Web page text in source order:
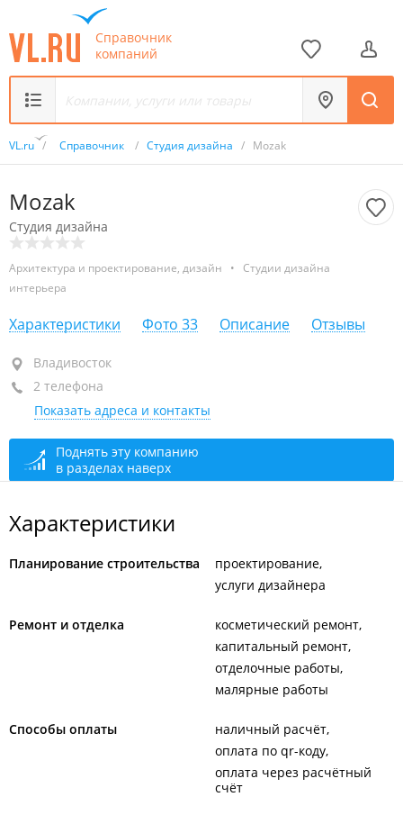
Справочник
компаний
VL.ru / Справочник / Студия дизайна / Mozak
Mozak
Студия дизайна
Архитектура и проектирование, дизайн •
Студии дизайна
интерьера
Характеристики Фото 33 Описание Отзывы
Владивосток
+7 (423) 277-21-84
+7 914 707-21-84
По предварительному звонку
Владивосток
2 телефона
Показать адреса и контакты
Поднять эту компанию
в разделах наверх
Характеристики
Планирование строительства
проектирование
услуги дизайнера
Ремонт и отделка
косметический ремонт
капитальный ремонт
отделочные работы
малярные работы
Способы оплаты
наличный расчёт
оплата по qr-коду
оплата через расчётный
счёт